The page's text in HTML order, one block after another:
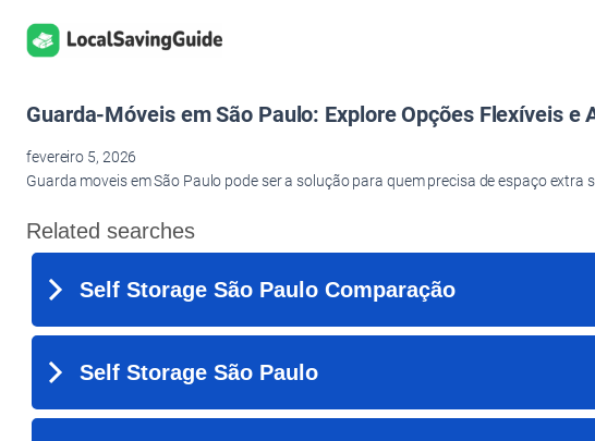
para
Guarda‑Móveis em São Paulo: Explore Opções Flexíveis e
fevereiro 5, 2026
Guarda moveis em São Paulo pode ser a solução para quem precisa de espaço